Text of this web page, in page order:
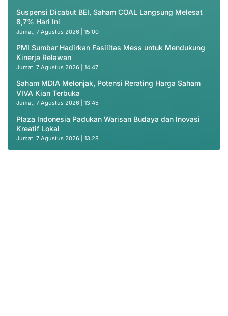
Suspensi Dicabut BEI, Saham COAL Langsung Melesat
8,7% Hari Ini
Jumat, 7 Agustus 2026 | 15:00
PMI Sumbar Hadirkan Fasilitas Mess untuk Mendukung
Kinerja Relawan
Jumat, 7 Agustus 2026 | 14:47
Saham MDIA Melonjak, Potensi Rerating Harga Saham
VIVA Kian Terbuka
Jumat, 7 Agustus 2026 | 13:45
Plaza Indonesia Padukan Warisan Budaya dan Inovasi
Kreatif Lokal
Jumat, 7 Agustus 2026 | 13:28